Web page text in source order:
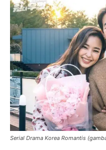
Serial Drama Korea Romantis